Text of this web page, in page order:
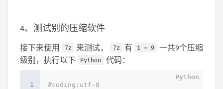
4、测试别的压缩软件
接下来使用 7z 来测试， 7z 有 1 ~ 9 一共9个压缩
级别，执行以下 Python 代码：
1
#coding:utf-8